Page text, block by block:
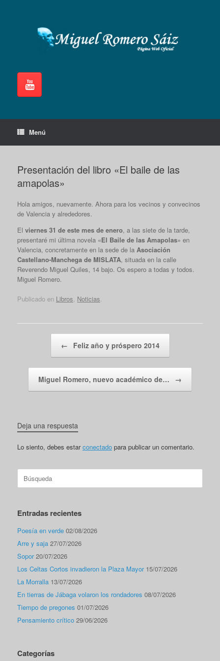
Menú
Presentación del libro «El baile de las
amapolas»
Hola amigos, nuevamente. Ahora para los vecinos y convecinos
de Valencia y alrededores.
El viernes 31 de este mes de enero, a las siete de la tarde,
presentaré mi última novela «El Baile de las Amapolas» en
Valencia, concretamente en la sede de la Asociación
Castellano-Manchega de MISLATA, situada en la calle
Reverendo Miguel Quiles, 14 bajo. Os espero a todas y todos.
Miguel Romero.
Publicado en Libros, Noticias.
← Feliz año y próspero 2014
Miguel Romero, nuevo académico de… →
Deja una respuesta
Lo siento, debes estarconectado para publicar un comentario.
Buscar:
Entradas recientes
Poesía en verde 02/08/2026
Arre y saja 27/07/2026
Sopor 20/07/2026
Los Celtas Cortos invadieron la Plaza Mayor 15/07/2026
La Morralla 13/07/2026
En tierras de Jábaga volaron los rondadores 08/07/2026
Tiempo de pregones 01/07/2026
Pensamiento crítico 29/06/2026
Categorías